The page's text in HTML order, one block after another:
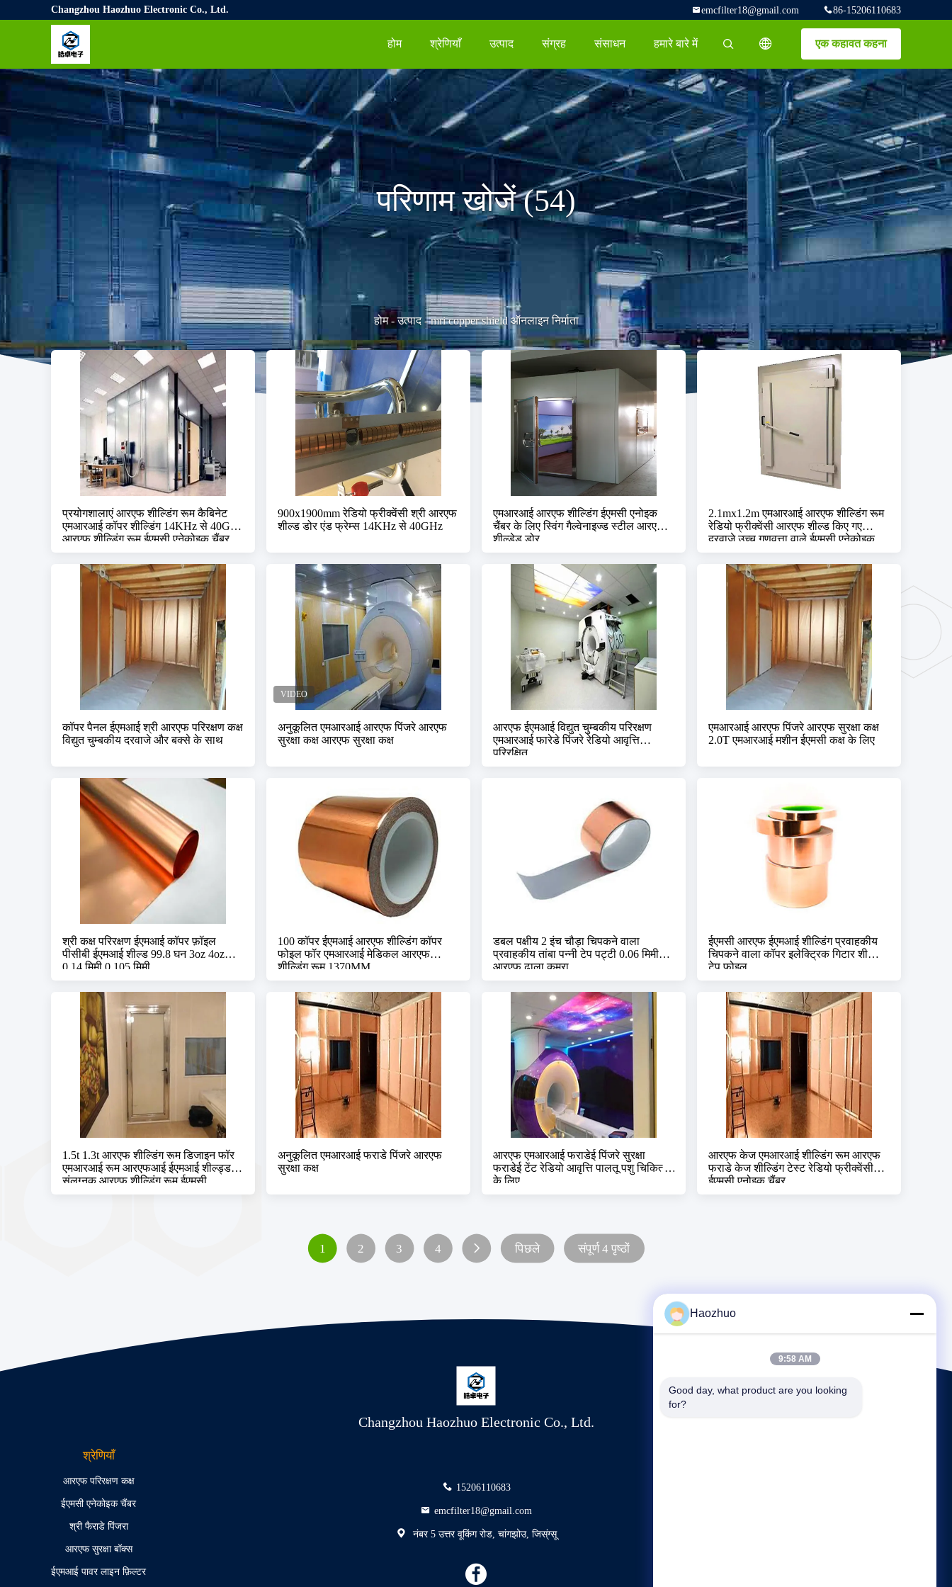
Changzhou Haozhuo Electronic Co., Ltd. 86-15206110683
emcfilter18@gmail.com
एक कहावत कहना
描述
होम श्रेणियाँ उत्पाद संग्रह संसाधन हमारे बारे में
परिणाम खोजें (54)
होम-उत्पाद-mri copper shield ऑनलाइन निर्माता
प्रयोगशालाएं आरएफ शील्डिंग रूम कैबिनेट
एमआरआई कॉपर शील्डिंग 14KHz से 40GHz
आरएफ शील्डिंग रूम ईएमसी एनेकोइक चैंबर
900x1900mm रेडियो फ्रीक्वेंसी श्री आरएफ
शील्ड डोर एंड फ्रेम्स 14KHz से 40GHz
एमआरआई आरएफ शील्डिंग ईएमसी एनोइक
चैंबर के लिए स्विंग गैल्वेनाइज्ड स्टील आरएफ
शील्डेड डोर
2.1mx1.2m एमआरआई आरएफ शील्डिंग रूम
रेडियो फ्रीक्वेंसी आरएफ शील्ड किए गए
दरवाजे उच्च गुणवत्ता वाले ईएमसी एनेकोइक
कक्ष आरएफ शील्डिंग रूम
कॉपर पैनल ईएमआई श्री आरएफ परिरक्षण कक्ष
विद्युत चुम्बकीय दरवाजे और बक्से के साथ
अनुकूलित एमआरआई आरएफ पिंजरे आरएफ
सुरक्षा कक्ष आरएफ सुरक्षा कक्ष
आरएफ ईएमआई विद्युत चुम्बकीय परिरक्षण
एमआरआई फारेडे पिंजरे रेडियो आवृत्ति
परिरक्षित
एमआरआई आरएफ पिंजरे आरएफ सुरक्षा कक्ष
2.0T एमआरआई मशीन ईएमसी कक्ष के लिए
श्री कक्ष परिरक्षण ईएमआई कॉपर फ़ॉइल
पीसीबी ईएमआई शील्ड 99.8 घन ​​3oz 4oz
0.14 मिमी 0.105 मिमी
100 कॉपर ईएमआई आरएफ शील्डिंग कॉपर
फोइल फॉर एमआरआई मेडिकल आरएफ
शील्डिंग रूम 1370MM
डबल पक्षीय 2 इंच चौड़ा चिपकने वाला
प्रवाहकीय तांबा पन्नी टेप पट्टी 0.06 मिमी
आरएफ ढाला कमरा
ईएमसी आरएफ ईएमआई शील्डिंग प्रवाहकीय
चिपकने वाला कॉपर इलेक्ट्रिक गिटार शील्डिंग
टेप फोइल
1.5t 1.3t आरएफ शील्डिंग रूम डिजाइन फॉर
एमआरआई रूम आरएफआई ईएमआई शील्ड्ड
संलग्नक आरएफ शील्डिंग रूम ईएमसी
एनेकोइक चैंबर
अनुकूलित एमआरआई फराडे पिंजरे आरएफ
सुरक्षा कक्ष
आरएफ एमआरआई फराडेई पिंजरे सुरक्षा
फराडेई टेंट रेडियो आवृत्ति पालतू पशु चिकित्सा
के लिए
आरएफ केज एमआरआई शील्डिंग रूम आरएफ
फराडे केज शील्डिंग टेस्ट रेडियो फ्रीक्वेंसी
ईएमसी एनोइक चैंबर
1 2 3 4 पिछले संपूर्ण 4 पृष्ठों
Changzhou Haozhuo Electronic Co., Ltd.
श्रेणियाँ
आरएफ परिरक्षण कक्ष
ईएमसी एनेकोइक चैंबर
श्री फैराडे पिंजरा
आरएफ सुरक्षा बॉक्स
ईएमआई पावर लाइन फ़िल्टर
15206110683
emcfilter18@gmail.com
नंबर 5 उत्तर वूकिंग रोड, चांगझोउ, जिस्ंग्सू
Haozhuo
9:58 AM
Good day, what product are you looking
for?